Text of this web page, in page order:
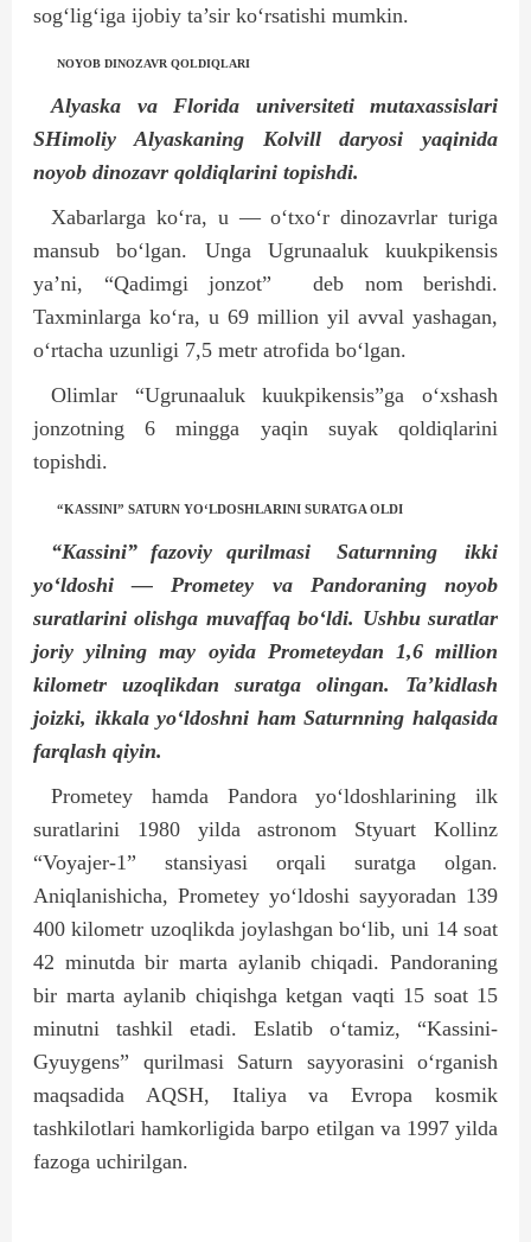
sog‘lig‘iga ijobiy ta’sir ko‘rsatishi mumkin.
NOYOB DINOZAVR QOLDIQLARI
Alyaska va Florida universiteti mutaxassislari
SHimoliy Alyaskaning Kolvill daryosi yaqinida
noyob dinozavr qoldiqlarini topishdi.
Xabarlarga ko‘ra, u — o‘txo‘r dinozavrlar turiga
mansub bo‘lgan. Unga Ugrunaaluk kuukpikensis
ya’ni, “Qadimgi jonzot”
deb nom berishdi.
Taxminlarga ko‘ra, u 69 million yil avval yashagan,
o‘rtacha uzunligi 7,5 metr atrofida bo‘lgan.
Olimlar “Ugrunaaluk kuukpikensis”ga o‘xshash
jonzotning 6 mingga yaqin suyak qoldiqlarini
topishdi.
“KASSINI” SATURN YO‘LDOSHLARINI SURATGA OLDI
“Kassini” fazoviy qurilmasi Saturnning
ikki
yo‘ldoshi — Prometey va Pandoraning noyob
suratlarini olishga muvaffaq bo‘ldi. Ushbu suratlar
joriy yilning may oyida Prometeydan 1,6 million
kilometr uzoqlikdan suratga olingan. Ta’kidlash
joizki, ikkala yo‘ldoshni ham Saturnning halqasida
farqlash qiyin.
Prometey hamda Pandora yo‘ldoshlarining ilk
suratlarini 1980 yilda astronom Styuart Kollinz
“Voyajer-1” stansiyasi orqali suratga olgan.
Aniqlanishicha, Prometey yo‘ldoshi sayyoradan 139
400 kilometr uzoqlikda joylashgan bo‘lib, uni 14 soat
42 minutda bir marta aylanib chiqadi. Pandoraning
bir marta aylanib chiqishga ketgan vaqti 15 soat 15
minutni tashkil etadi. Eslatib o‘tamiz, “Kassini-
Gyuygens” qurilmasi Saturn sayyorasini o‘rganish
maqsadida AQSH, Italiya va Evropa kosmik
tashkilotlari hamkorligida barpo etilgan va 1997 yilda
fazoga uchirilgan.